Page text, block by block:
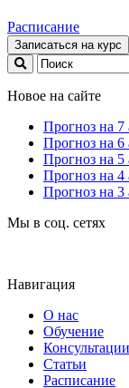
Расписание
Записаться на курс
Новое на сайте
Прогноз на 7
Прогноз на 6
Прогноз на 5
Прогноз на 4
Прогноз на 3
Мы в соц. сетях
Навигация
О нас
Обучение
Консультации
Статьи
Расписание